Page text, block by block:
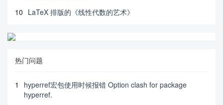
10 LaTeX 排版的《线性代数的艺术》
热门问题
1
hyperref宏包使用时候报错 Option clash for package
hyperref.